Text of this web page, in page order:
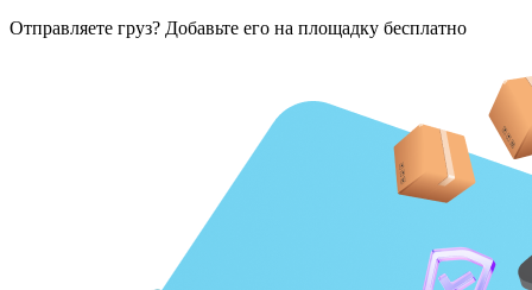
Отправляете груз? Добавьте его на площадку бесплатно